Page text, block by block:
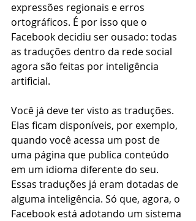
expressões regionais e erros
ortográficos. É por isso que o
Facebook decidiu ser ousado: todas
as traduções dentro da rede social
agora são feitas por inteligência
artificial.
Você já deve ter visto as traduções.
Elas ficam disponíveis, por exemplo,
quando você acessa um post de
uma página que publica conteúdo
em um idioma diferente do seu.
Essas traduções já eram dotadas de
alguma inteligência. Só que, agora, o
Facebook está adotando um sistema